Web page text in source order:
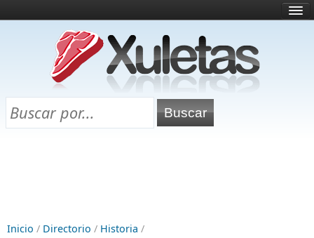
¿Qué es esto?
Directorio
Chuletas para exámenes
Inicio / Directorio / Historia /